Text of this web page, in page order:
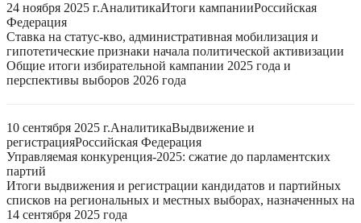
24 ноября 2025 г.АналитикаИтоги кампанииРоссийская
Федерация
Ставка на статус-кво, административная мобилизация и
гипотетические признаки начала политической активизации
Общие итоги избирательной кампании 2025 года и
перспективы выборов 2026 года
10 сентября 2025 г.АналитикаВыдвижение и
регистрацияРоссийская Федерация
Управляемая конкуренция-2025: сжатие до парламентских
партий
Итоги выдвижения и регистрации кандидатов и партийных
списков на региональных и местных выборах, назначенных на
14 сентября 2025 года